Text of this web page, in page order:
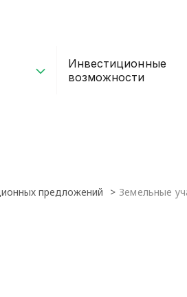
Инвестиционные
возможности
предложений Земельные